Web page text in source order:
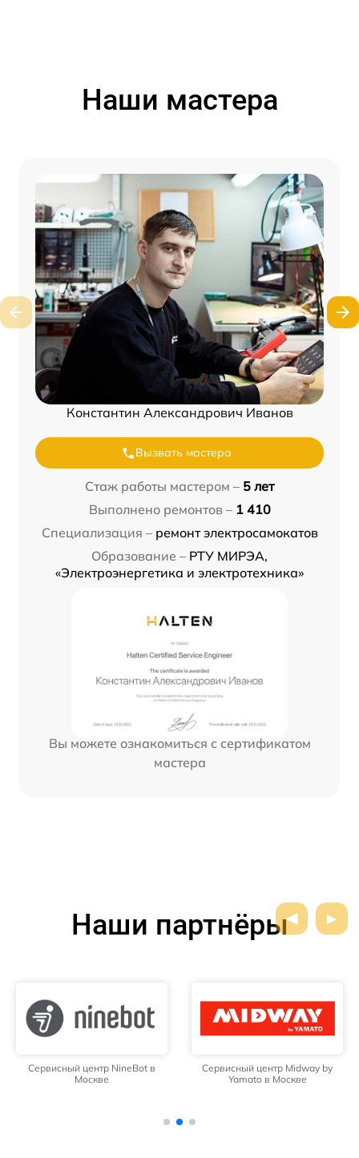
Наши мастера
Константин Александрович Иванов
Вызвать мастера
Стаж работы мастером – 5 лет
Выполнено ремонтов – 1 410
Специализация – ремонт электросамокатов
Образование – РТУ МИРЭА,
«Электроэнергетика и электротехника»
Вы можете ознакомиться с сертификатом
мастера
Наши партнёры
Сервисный центр NineBot в
Москве
Сервисный центр Midway by
Yamato в Москве